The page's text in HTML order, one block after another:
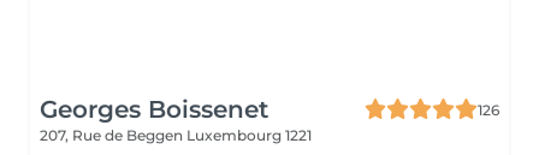
Georges Boissenet
126
207, Rue de Beggen Luxembourg 1221